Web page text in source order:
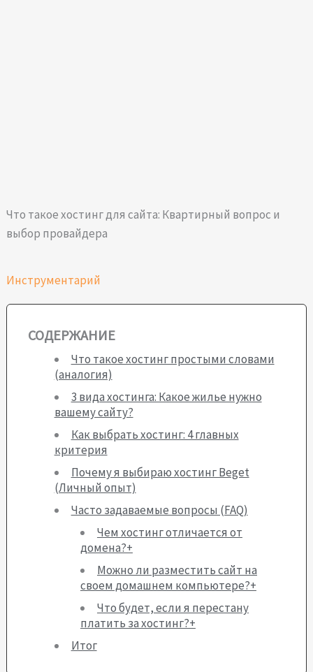
Что такое хостинг для сайта: Квартирный вопрос и
выбор провайдера
Инструментарий
СОДЕРЖАНИЕ
Что такое хостинг простыми словами
(аналогия)
3 вида хостинга: Какое жилье нужно
вашему сайту?
Как выбрать хостинг: 4 главных
критерия
Почему я выбираю хостинг Beget
(Личный опыт)
Часто задаваемые вопросы (FAQ)
Чем хостинг отличается от
домена?+
Можно ли разместить сайт на
своем домашнем компьютере?+
Что будет, если я перестану
платить за хостинг?+
Итог